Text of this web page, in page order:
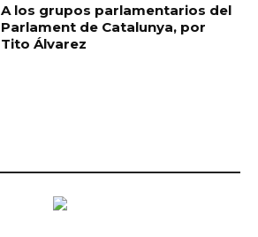
A los grupos parlamentarios del
Parlament de Catalunya, por
Tito Álvarez